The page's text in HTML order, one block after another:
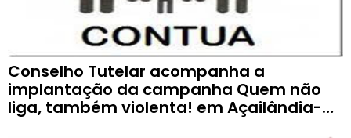
Conselho Tutelar acompanha a
implantação da campanha Quem não
liga, também violenta! em Açailândia-